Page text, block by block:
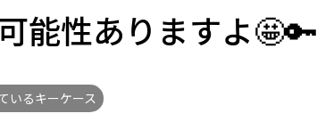
能性ありますよ🤩🔑
いるキーケース